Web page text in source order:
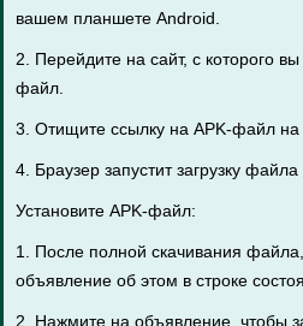
вашем планшете Android.
2. Перейдите на сайт, с которого вы
файл.
3. Отищите ссылку на APK-файл на
4. Браузер запустит загрузку
Установите APK-файл:
1. После полной скачивания
объявление об этом в строке
2. Нажмите на объявление, чтобы